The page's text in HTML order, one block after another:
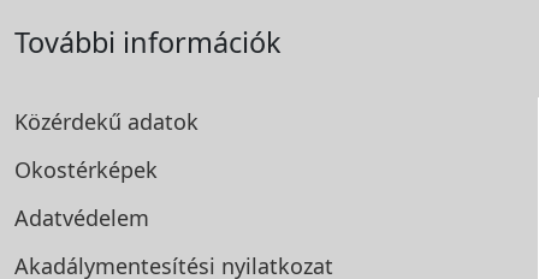
További információk
Közérdekű adatok
Okostérképek
Adatvédelem
Akadálymentesítési nyilatkozat